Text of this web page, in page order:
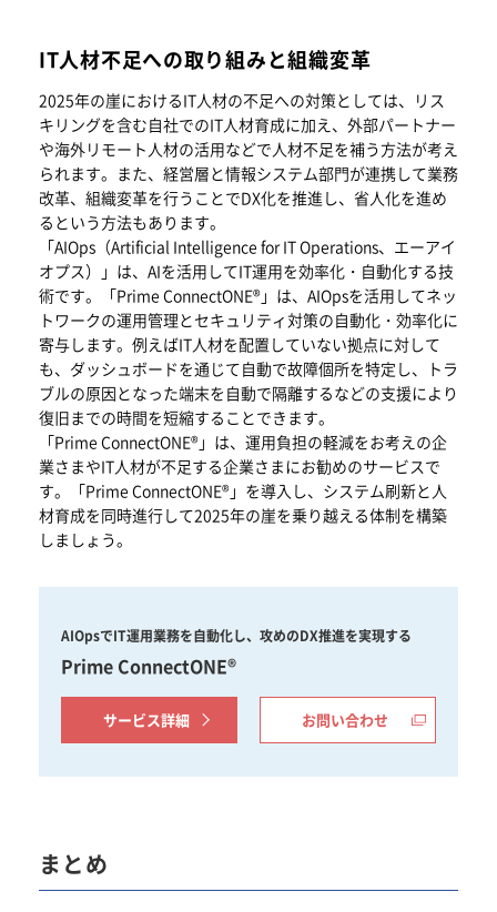
IT人材不足への取り組みと組織変革
2025年の崖におけるIT人材の不足への対策としては、リス
キリングを含む自社でのIT人材育成に加え、外部パートナー
や海外リモート人材の活用などで人材不足を補う方法が考え
られます。また、経営層と情報システム部門が連携して業務
改革、組織変革を行うことでDX化を推進し、省人化を進め
るという方法もあります。
「AIOps（Artificial Intelligence for IT Operations、エーアイ
オプス）」は、AIを活用してIT運用を効率化・自動化する技
術です。「Prime ConnectONE®」は、AIOpsを活用してネッ
トワークの運用管理とセキュリティ対策の自動化・効率化に
寄与します。例えばIT人材を配置していない拠点に対して
も、ダッシュボードを通じて自動で故障個所を特定し、トラ
ブルの原因となった端末を自動で隔離するなどの支援により
復旧までの時間を短縮することできます。
「Prime ConnectONE®」は、運用負担の軽減をお考えの企
業さまやIT人材が不足する企業さまにお勧めのサービスで
す。「Prime ConnectONE®」を導入し、システム刷新と人
材育成を同時進行して2025年の崖を乗り越える体制を構築
しましょう。
AIOpsでIT運用業務を自動化し、攻めのDX推進を実現する
Prime ConnectONE®
サービス詳細 お問い合わせ
まとめ